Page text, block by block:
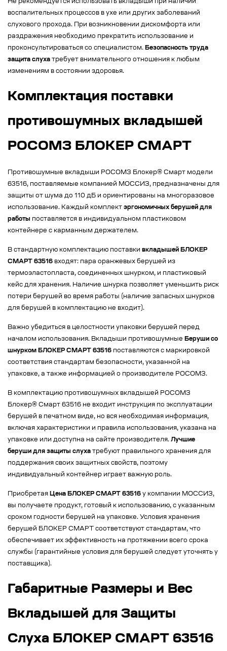
Не рекомендуется использовать вкладыши при наличии
воспалительных процессов в ухе или других заболеваний
слухового прохода. При возникновении дискомфорта или
раздражения необходимо прекратить использование и
проконсультироваться со специалистом. Безопасность труда
защита слуха требует внимательного отношения к любым
изменениям в состоянии здоровья.
Комплектация поставки
противошумных вкладышей
РОСОМЗ БЛОКЕР СМАРТ
Противошумные вкладыши РОСОМЗ Блокер® Смарт модели
63516, поставляемые компанией МОССИЗ, предназначены для
защиты от шума до 110 дБ и ориентированы на многоразовое
использование. Каждый комплект эргономичных берушей для
работы поставляется в индивидуальном пластиковом
контейнере с карманным держателем.
В стандартную комплектацию поставки вкладышей БЛОКЕР
СМАРТ 63516 входят: пара оранжевых берушей из
термоэластопласта, соединенных шнурком, и пластиковый
кейс для хранения. Наличие шнурка позволяет уменьшить риск
потери берушей во время работы (наличие запасных шнурков
для берушей в комплектацию не входит).
Важно убедиться в целостности упаковки берушей перед
началом использования. Вкладыши противошумные Беруши со
шнурком БЛОКЕР СМАРТ 63516 поставляются с маркировкой
соответствия стандартам безопасности, указанной на
упаковке, а также информацией о производителе РОСОМЗ.
В комплектацию противошумных вкладышей РОСОМЗ
Блокер® Смарт 63516 не входит инструкция по эксплуатации
берушей в печатном виде, но вся необходимая информация,
включая характеристики и правила использования, указана на
упаковке или доступна на сайте производителя. Лучшие
беруши для защиты слуха требуют правильного хранения для
поддержания своих защитных свойств, поэтому
индивидуальный контейнер играет важную роль.
Приобретая Цена БЛОКЕР СМАРТ 63516 у компании МОССИЗ,
вы получаете продукт, готовый к использованию, с указанным
сроком годности берушей на упаковке. Условия хранения
берушей БЛОКЕР СМАРТ соответствуют стандартам, что
обеспечивает их эффективность на протяжении всего срока
службы (гарантийные условия для берушей следует уточнять у
поставщика).
Габаритные Размеры и Вес
Вкладышей для Защиты
Слуха БЛОКЕР СМАРТ 63516